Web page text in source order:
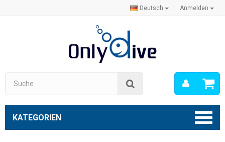
Anmelden
Deutsch
Mein
Konto
KATEGORIEN